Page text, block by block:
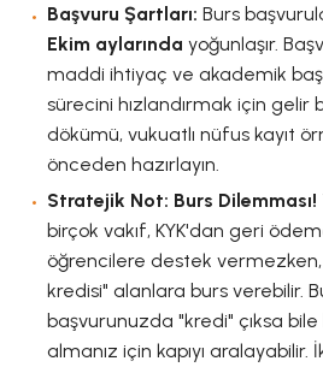
Başvuru Şartları: Burs
Ekim aylarında yoğunlaşır.
maddi ihtiyaç ve akademik
sürecini hızlandırmak için gelir
dökümü, vukuatlı nüfus kayıt
önceden hazırlayın.
Stratejik Not: Burs Dilemması!
birçok vakıf, KYK'dan geri
öğrencilere destek
kredisi" alanlara burs verebilir.
başvurunuzda "kredi" çıksa bile
almanız için kapıyı aralayabilir.